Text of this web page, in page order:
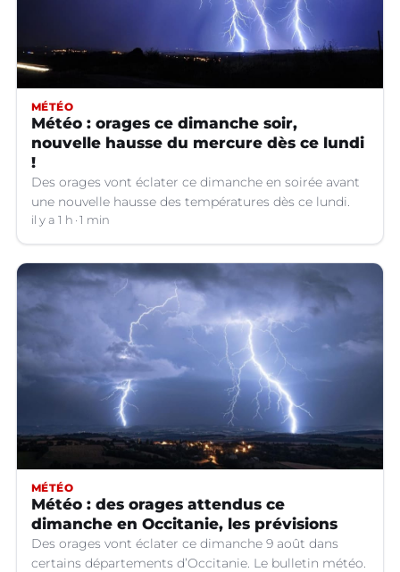
MÉTÉO
Météo : orages ce dimanche soir,
nouvelle hausse du mercure dès ce lundi
!
Des orages vont éclater ce dimanche en soirée avant
une nouvelle hausse des températures dès ce lundi.
il y a 1 h 1 min
MÉTÉO
Météo : des orages attendus ce
dimanche en Occitanie, les prévisions
Des orages vont éclater ce dimanche 9 août dans
certains départements d’Occitanie. Le bulletin météo.